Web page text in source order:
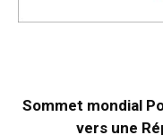
Sommet mondial
vers une